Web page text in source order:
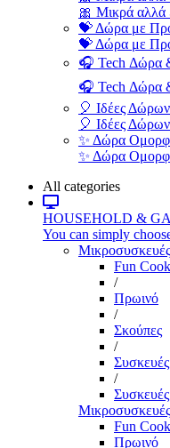
🎀 Μικρά αλλά
💝 Δώρα με
💝 Δώρα με
🎧 Tech Δώρα
🎧 Tech Δώρα
🎈 Ιδέες
🎈 Ιδέες
✨ Δώρα
✨ Δώρα
All categories
HOUSEHOLD &
You can simply
Μικροσυσκευές
Fun
/
Πρωινό
/
Σκούπες
/
/
Μικροσυσκευές
Fun
Πρωινό